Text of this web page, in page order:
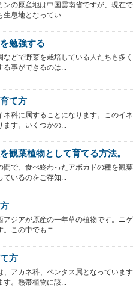
ンの原産地は中国雲南省ですが、現在
生息地となってい...
勉強する
などで野菜を栽培している人たちも多
る事ができるのは...
て方
ネ科に属することになります。このイ
ます。いくつかの...
観葉植物として育てる方法。
間で、食べ終わったアボカドの種を観
ているのをご存知...
アジアが原産の一年草の植物です。ニ
。この中でもニ...
方
、アカネ科、ペンタス属となっていま
す。熱帯植物に該...